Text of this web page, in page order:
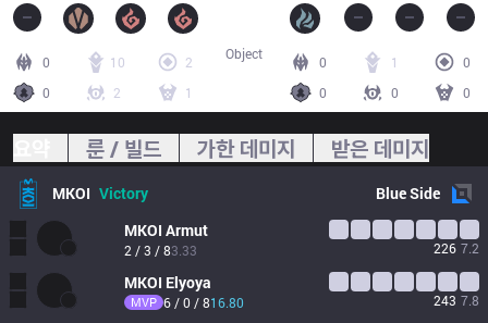
0 10
2
0
2 1
0 1
0
0
0 0
Object
룬 / 빌드 가한 데미지 받은 데미지
MKOI Victory BlueSide
MKOI Armut
2 / 3 / 83.33 226 7.2
MKOI Elyoya
MVP 6 / 0 / 816.80 243 7.8